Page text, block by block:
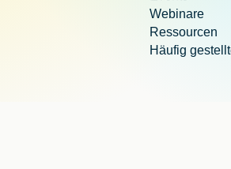
Webinare
Ressourcen
Häufig